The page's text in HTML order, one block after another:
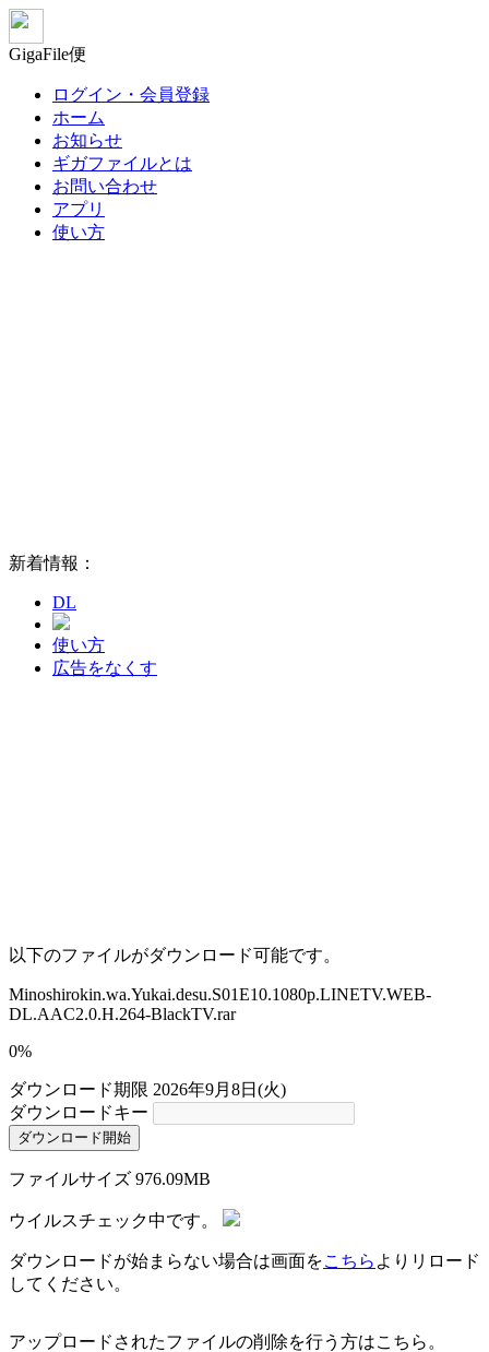
GigaFile便
ログイン・会員登録
ホーム
お知らせ
ギガファイルとは
お問い合わせ
アプリ
使い方
新着情報：
DL
使い方
広告をなくす
以下のファイルがダウンロード可能です。
Minoshirokin.wa.Yukai.desu.S01E10.1080p.LINETV.WEB-
DL.AAC2.0.H.264-BlackTV.rar
0%
ダウンロード期限 2026年9月8日(火)
ダウンロードキー
ダウンロード開始
ファイルサイズ 976.09MB
ウイルスチェック中です。
ダウンロードが始まらない場合は画面をこちら よりリロード
してください。
アップロードされたファイルの削除を行う方はこちら。